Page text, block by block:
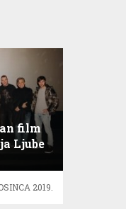
film
Ljube
2019.